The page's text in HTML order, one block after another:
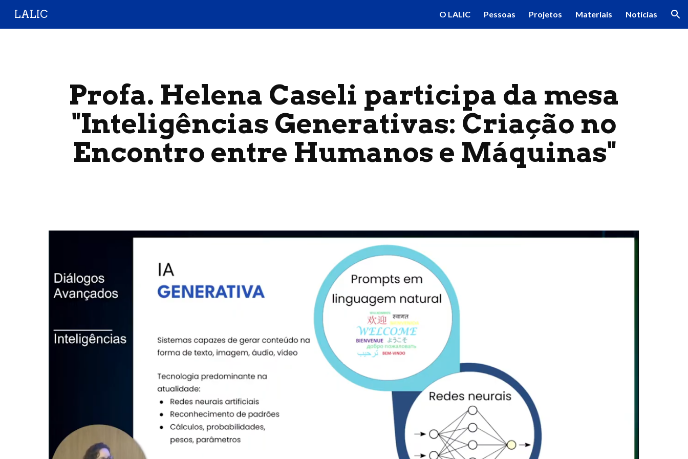
Skip to navigation
LALIC O LALIC Pessoas Projetos Materiais Notícias
Profa. Helena Caseli participa da mesa
"Inteligências Generativas: Criação no
Encontro entre Humanos e Máquinas"